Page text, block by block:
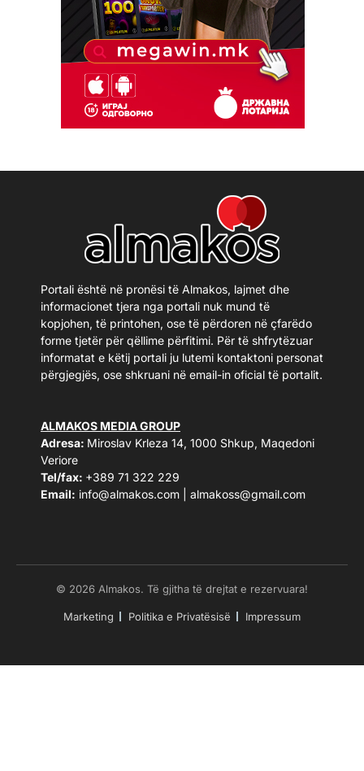
Portali është në pronësi të Almakos, lajmet dhe
informacionet tjera nga portali nuk mund të
kopjohen, të printohen, ose të përdoren në çfarëdo
forme tjetër për qëllime përfitimi. Për të shfrytëzuar
informatat e këtij portali ju lutemi kontaktoni personat
përgjegjës, ose shkruani në email-in oficial të portalit.
ALMAKOS MEDIA GROUP
Adresa: Miroslav Krleza 14, 1000 Shkup, Maqedoni
Veriore
Tel/fax: +389 71 322 229
Email: info@almakos.com almakoss@gmail.com
© 2026 Almakos. Të gjitha të drejtat e rezervuara!
Marketing Politika e Privatësisë Impressum